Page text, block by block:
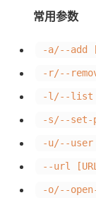
常用参数
-a/--add [
-r/--
-l/--list
-s/--set-
-u/--user
--url
-o/--